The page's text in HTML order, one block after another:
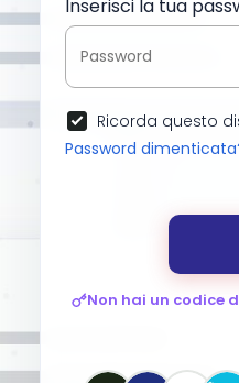
Inserisci la tua
Ricorda questo
Password
Non hai un codice